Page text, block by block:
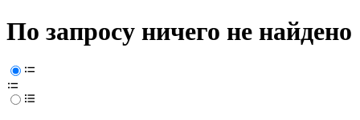
По запросу ничего не найдено